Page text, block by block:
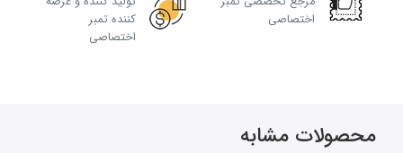
اختصاصی
کننده تمبر
اختصاصی
محصولات مشابه